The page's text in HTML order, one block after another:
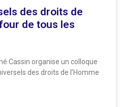
des droits de
de tous les
Cassin organise un colloque
des droits de l’Homme